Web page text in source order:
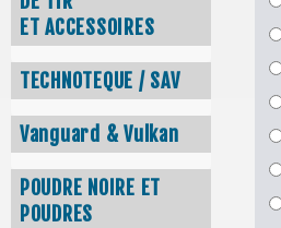
ET ACCESSOIRES
TECHNOTEQUE / SAV
Vanguard & Vulkan
POUDRE NOIRE ET
POUDRES